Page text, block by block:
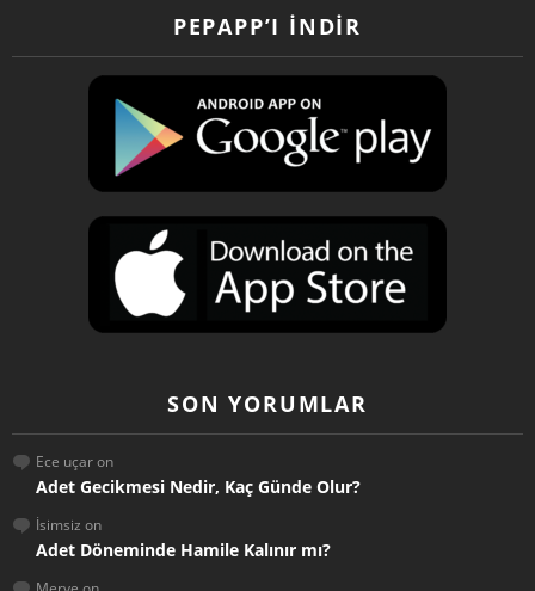
PEPAPP’I İNDIR
SON YORUMLAR
Ece uçaron
Adet Gecikmesi Nedir, Kaç Günde Olur?
İsimsiz on
Adet Döneminde Hamile Kalınır mı?